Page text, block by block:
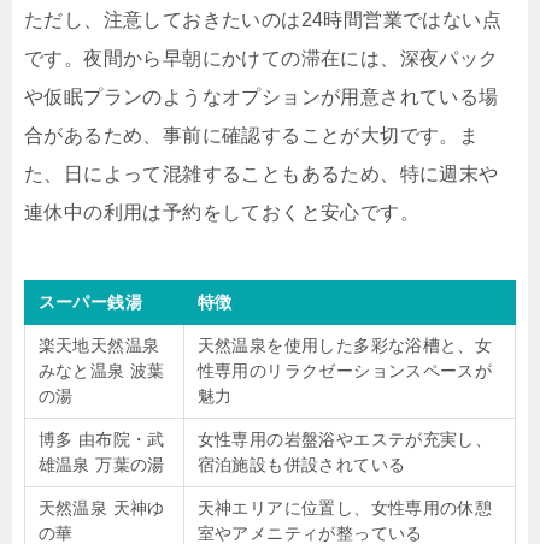
ただし、注意しておきたいのは24時間営業ではない点
です。夜間から早朝にかけての滞在には、深夜パック
や仮眠プランのようなオプションが用意されている場
合があるため、事前に確認することが大切です。ま
た、日によって混雑することもあるため、特に週末や
連休中の利用は予約をしておくと安心です。
スーパー銭湯 特徴
楽天地天然温泉
みなと温泉 波葉
の湯
天然温泉を使用した多彩な浴槽と、女
性専用のリラクゼーションスペースが
魅力
博多 由布院・武
雄温泉 万葉の湯
女性専用の岩盤浴やエステが充実し、
宿泊施設も併設されている
天然温泉 天神ゆ
の華
天神エリアに位置し、女性専用の休憩
室やアメニティが整っている